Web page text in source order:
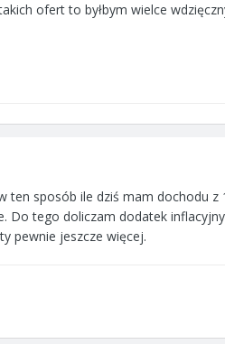
ofert to byłbym wielce
ten sposób ile dziś mam dochodu z
Do tego doliczam dodatek
pewnie jeszcze więcej.